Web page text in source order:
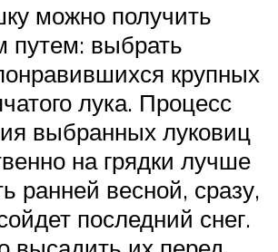
можно получить
выбрать
крупных
лука. Процесс
выбранных луковиц
на грядки лучше
ранней весной, сразу,
последний снег.